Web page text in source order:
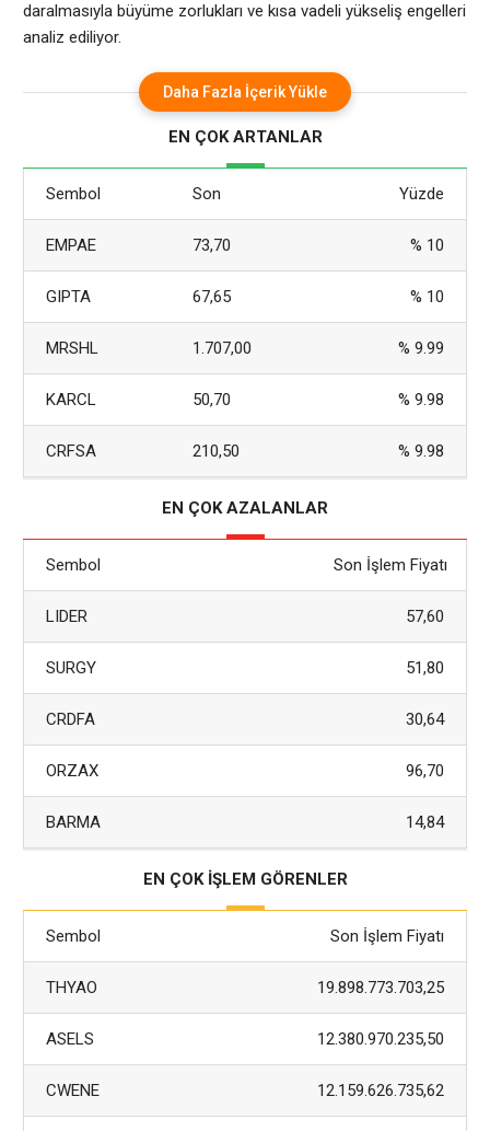
Yükseliş Engelleri
daralmasıyla büyüme zorlukları ve kısa vadeli yükseliş engelleri
analiz ediliyor.
Daha Fazla İçerik Yükle
EN ÇOK ARTANLAR
Sembol Son Yüzde
EMPAE 73,70 % 10
GIPTA 67,65 % 10
MRSHL 1.707,00 % 9.99
KARCL 50,70 % 9.98
CRFSA 210,50 % 9.98
EN ÇOK AZALANLAR
Sembol Son İşlem Fiyatı
LIDER 57,60
SURGY 51,80
CRDFA 30,64
ORZAX 96,70
BARMA 14,84
EN ÇOK İŞLEM GÖRENLER
Sembol Son İşlem Fiyatı
THYAO 19.898.773.703,25
ASELS 12.380.970.235,50
CWENE 12.159.626.735,62